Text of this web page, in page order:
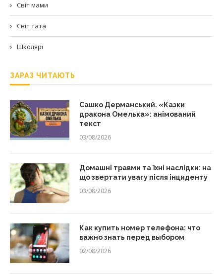
Світ мами
Світ тата
Школярі
ЗАРАЗ ЧИТАЮТЬ
Сашко Дерманський. «Казки
дракона Омелька»: анімований
текст
03/08/2026
Домашні травми та їхні наслідки: на
що звертати увагу після інциденту
03/08/2026
Как купить номер телефона: что
важно знать перед выбором
02/08/2026